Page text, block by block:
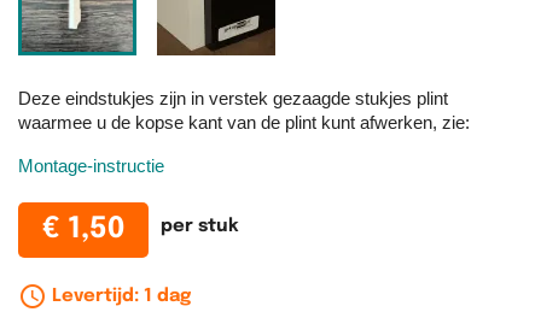
Deze eindstukjes zijn in verstek gezaagde stukjes plint
waarmee u de kopse kant van de plint kunt afwerken, zie:
Montage-instructie
€ 1,50 per stuk
schedule_outline
Levertijd: 1 dag